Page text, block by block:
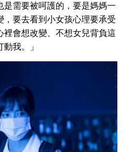
是需要被呵護的，要是媽媽一
，要去看到小女孩心理要承受
裡會想改變、不想女兒背負這
我。」